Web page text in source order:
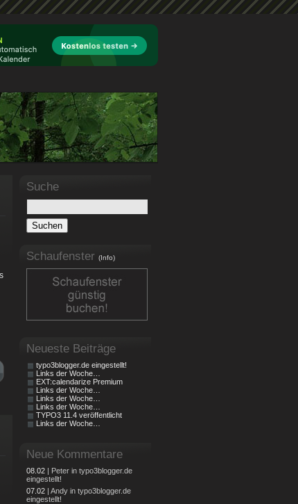
Suche
Schaufenster (Info)
Neueste Beiträge
typo3blogger.de eingestellt!
Links der Woche…
EXT:calendarize Premium
Links der Woche…
Links der Woche…
Links der Woche…
TYPO3 11.4 veröffentlicht
Links der Woche…
Neue Kommentare
08.02 | Peter in typo3blogger.de
eingestellt!
07.02 | Andy in typo3blogger.de
eingestellt!